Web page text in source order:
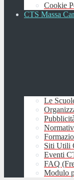
Cookie
CTS Massa
Le
Siti Utili
Eventi
FAQ
Modulo